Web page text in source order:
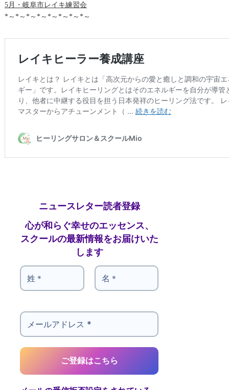
5月・岐阜市レイキ練習会
*～*～*～*～*～*～*～*～
ニュースレター読者登録
心が和らぐ幸せのエッセンス、
スクールの最新情報をお届けいた
します